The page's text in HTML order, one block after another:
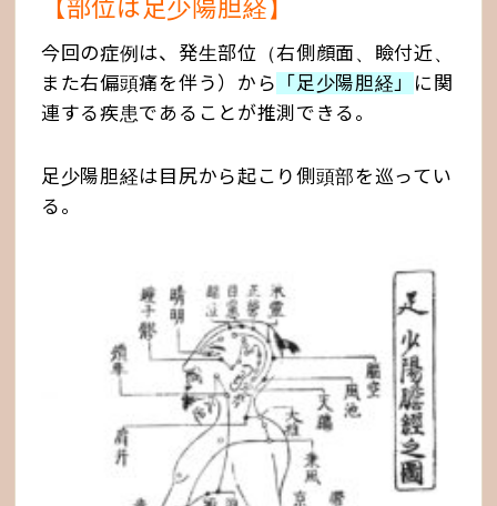
【部位は足少陽胆経】
今回の症例は、発生部位（右側顔面、瞼付近、
また右偏頭痛を伴う）から
「足少陽胆経」 に関
連する疾患であることが推測できる。
足少陽胆経は目尻から起こり側頭部を巡ってい
る。